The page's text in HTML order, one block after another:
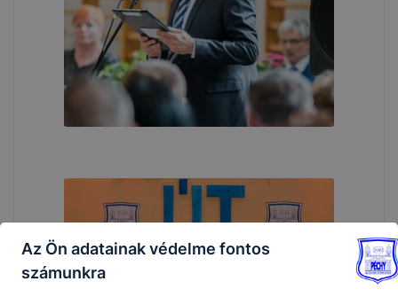
Az Ön adatainak védelme fontos
számunkra